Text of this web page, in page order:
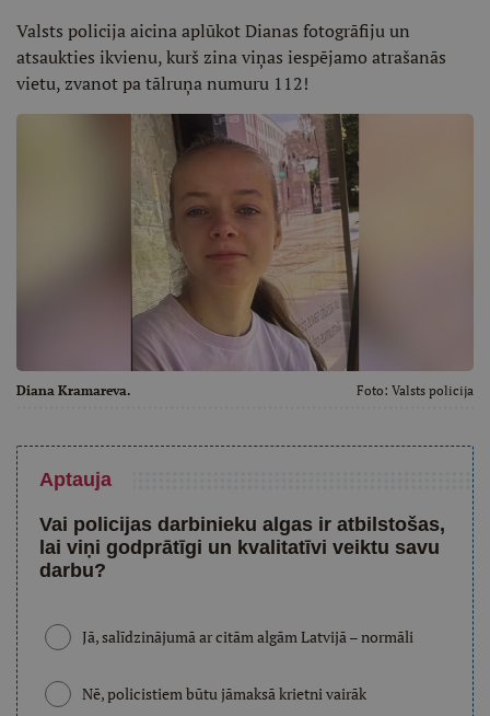
Valsts policija aicina aplūkot Dianas fotogrāfiju un
atsaukties ikvienu, kurš zina viņas iespējamo atrašanās
vietu, zvanot pa tālruņa numuru 112!
Diana Kramareva. Foto: Valsts policija
Aptauja
Vai policijas darbinieku algas ir atbilstošas,
lai viņi godprātīgi un kvalitatīvi veiktu savu
darbu?
Jā, salīdzinājumā ar citām algām Latvijā – normāli
Nē, policistiem būtu jāmaksā krietni vairāk